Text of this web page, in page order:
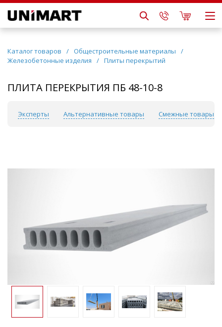
Каталог товаров / Общестроительные материалы
/
Железобетонные изделия
/ Плиты перекрытий
ПЛИТА ПЕРЕКРЫТИЯ ПБ 48-10-8
Эксперты Альтернативные товары Смежные товары